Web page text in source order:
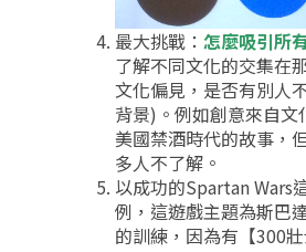
最大挑戰： 怎麼吸引所
了解不同文化的交集在
文化偏見，是否有別人
背景)。例如創意來自文
美國禁酒時代的故事，
多人不了解。
以成功的Spartan Wars
例，這遊戲主題為斯巴
的訓練，因為有【300